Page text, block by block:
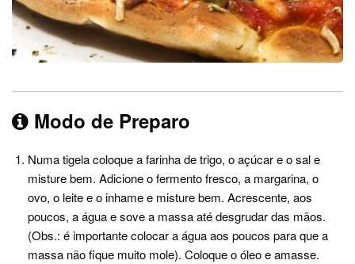
Modo de Preparo
Numa tigela coloque a farinha de trigo, o açúcar e o sal e
misture bem. Adicione o fermento fresco, a margarina, o
ovo, o leite e o inhame e misture bem. Acrescente, aos
poucos, a água e sove a massa até desgrudar das mãos.
(Obs.: é importante colocar a água aos poucos para que a
massa não fique muito mole). Coloque o óleo e amasse.